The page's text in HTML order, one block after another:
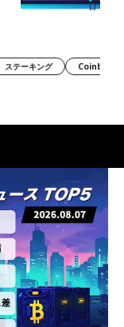
ステーキング Coinbase